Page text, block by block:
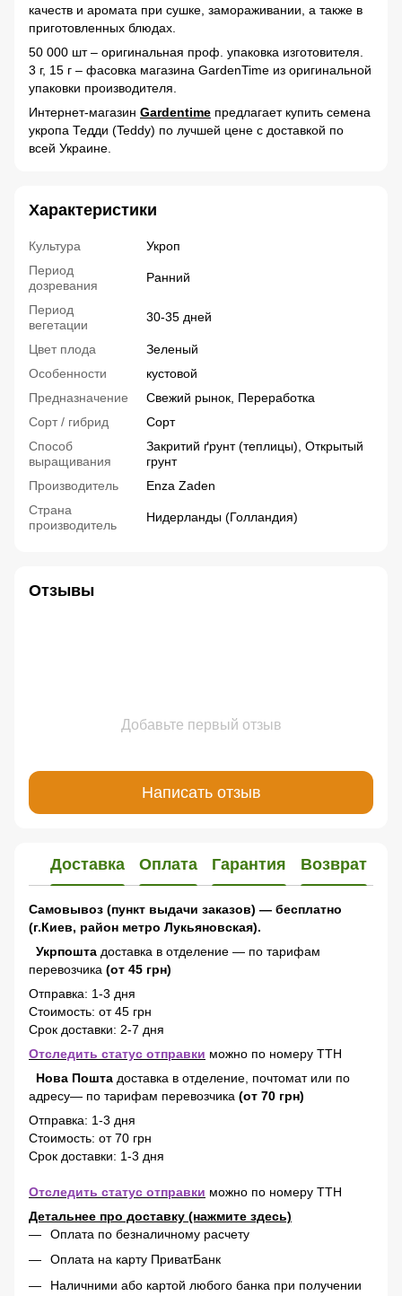
качеств и аромата при сушке, замораживании, а также в
приготовленных блюдах.
50 000 шт – оригинальная проф. упаковка изготовителя.
3 г, 15 г – фасовка магазина GardenTime из оригинальной
упаковки производителя.
Интернет-магазин Gardentime предлагает купить семена
укропа Тедди (Teddy) по лучшей цене с доставкой по
всей Украине.
Характеристики
Культура
Укроп
Период
дозревания
Ранний
Период
вегетации
30-35 дней
Цвет плода
Зеленый
Особенности
кустовой
Предназначение
Свежий рынок, Переработка
Сорт / гибрид
Сорт
Способ
выращивания
Закритий ґрунт (теплицы), Открытый
грунт
Производитель
Enza Zaden
Страна
производитель
Нидерланды (Голландия)
Отзывы
Добавьте первый отзыв
Написать отзыв
Доставка Оплата Гарантия Возврат
Самовывоз (пункт выдачи заказов) — бесплатно
(г.Киев, район метро Лукьяновская).
Укрпошта доставка в отделение — по тарифам
перевозчика (от 45 грн)
Отправка: 1-3 дня
Стоимость: от 45 грн
Срок доставки: 2-7 дня
Отследить статус отправки можно по номеру ТТН
Нова Пошта доставка в отделение, почтомат или по
адресу— по тарифам перевозчика (от 70 грн)
Отправка: 1-3 дня
Стоимость: от 70 грн
Срок доставки: 1-3 дня
Отследить статус отправки можно по номеру ТТН
Детальнее про доставку (нажмите здесь)
Оплата по безналичному расчету
Оплата на карту ПриватБанк
Наличними або картой любого банка при получении